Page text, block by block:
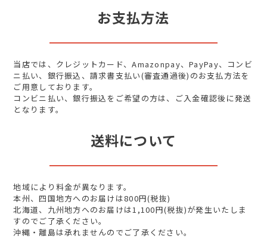
お支払方法
当店では、クレジットカード、Amazonpay、PayPay、コンビ
ニ払い、銀行振込、請求書支払い(審査通過後)のお支払方法を
ご用意しております。
コンビニ払い、銀行振込をご希望の方は、ご入金確認後に発送
となります。
送料について
地域により料金が異なります。
本州、四国地方へのお届けは800円(税抜)
北海道、九州地方へのお届けは1,100円(税抜)が発生いたしま
すのでご了承ください。
沖縄・離島は承れませんのでご了承ください。